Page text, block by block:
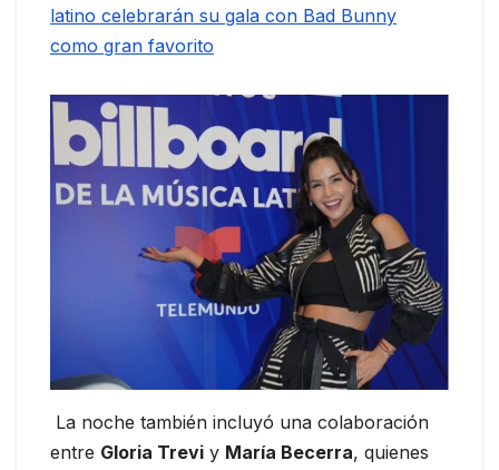
latino celebrarán su gala con Bad Bunny
como gran favorito
La noche también incluyó una colaboración
entre Gloria Trevi y María Becerra, quienes